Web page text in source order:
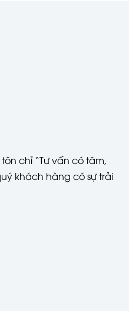
chỉ “Tư vấn có tâm,
khách hàng có sự trải